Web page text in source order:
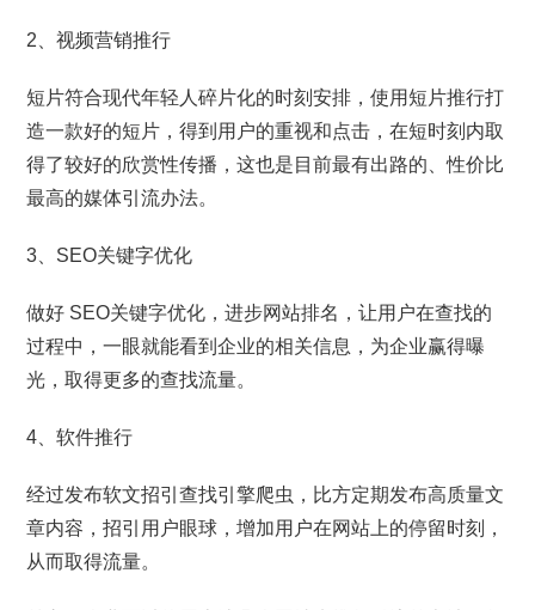
2、视频营销推行
短片符合现代年轻人碎片化的时刻安排，使用短片推行打
造一款好的短片，得到用户的重视和点击，在短时刻内取
得了较好的欣赏性传播，这也是目前最有出路的、性价比
最高的媒体引流办法。
3、SEO关键字优化
做好 SEO关键字优化，进步网站排名，让用户在查找的
过程中，一眼就能看到企业的相关信息，为企业赢得曝
光，取得更多的查找流量。
4、软件推行
经过发布软文招引查找引擎爬虫，比方定期发布高质量文
章内容，招引用户眼球，增加用户在网站上的停留时刻，
从而取得流量。